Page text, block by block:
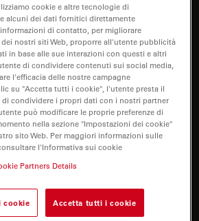
Prezzo
di una configurazione o di
sul prezzo.
Demo
una dimostrazione in loco o a
cookie e altre tecnologie di
alcuni dei dati fornitici direttamente
di contatto, per migliorare
nostri siti Web, proporre all'utente pubblicità
in base alle sue interazioni con questi e altri
di condividere contenuti sui social media,
l'efficacia delle nostre campagne
su "Accetta tutti i cookie", l'utente presta il
di condividere i propri dati con i nostri partner
può modificare le proprie preferenze di
nella sezione "Impostazioni dei cookie"
sito Web. Per maggiori informazioni sulle
l'Informativa sui cookie
Partners Details
cookie Accetta tutti i cookie